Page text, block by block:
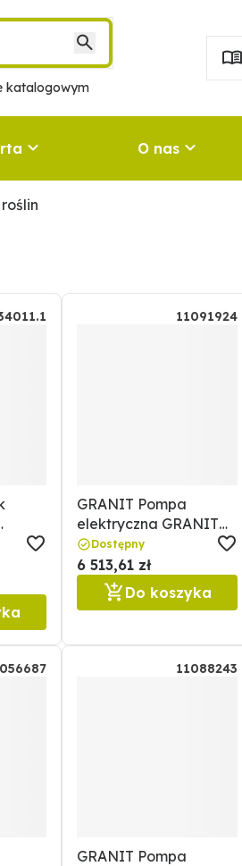
katalogowym
O nas
11091924
GRANIT Pompa
elektryczna GRANIT
11091924
Dostępny
6 513,61 zł
Do koszyka
11088243
GRANIT Pompa